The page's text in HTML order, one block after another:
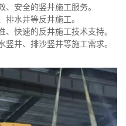
、安全的竖井施工服务。
排水井等反井施工。
、快速的反井施工技术支持。
竖井、排沙竖井等施工需求。